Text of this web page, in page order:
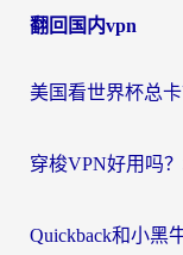
导
翻回国内vpn